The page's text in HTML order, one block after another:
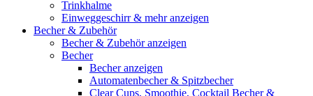
Trinkhalme
Einweggeschirr & mehr anzeigen
Becher & Zubehör
Becher & Zubehör anzeigen
Becher
Becher anzeigen
Automatenbecher & Spitzbecher
Clear Cups, Smoothie, Cocktail Becher &